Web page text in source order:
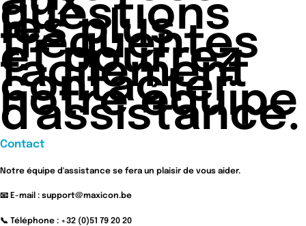
questions
les plus
fréquentes
et pourrez
facilement
contacter
notre équipe
d'assistance.
Contact
Notre équipe d'assistance se fera un plaisir de vous aider.
📧 E-mail : support@maxicon.be
📞 Téléphone : +32 (0)51 79 20 20